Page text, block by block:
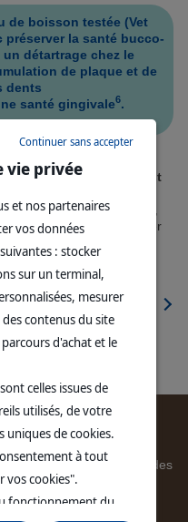
de boisson testée (Vet
préserver la santé bucco-
détartrage chez le
de plaque et de
dents
santé gingivale6.
méthode de référence,
pour l'eau de boisson est
après un détartrage,
qui hésitent à brosser
un produit à mâcher.
l'étude complète (EN)
de compagnie,
dans ce domaine
à prendre soin des
gamme de produits
vie privée
et nos partenaires
vos données
: stocker
sur un terminal,
mesurer
contenus du site
d'achat et le
celles issues de
utilisés, de votre
uniques de cookies.
à tout
vos cookies".
fonctionnement du
Continuer sans accepter